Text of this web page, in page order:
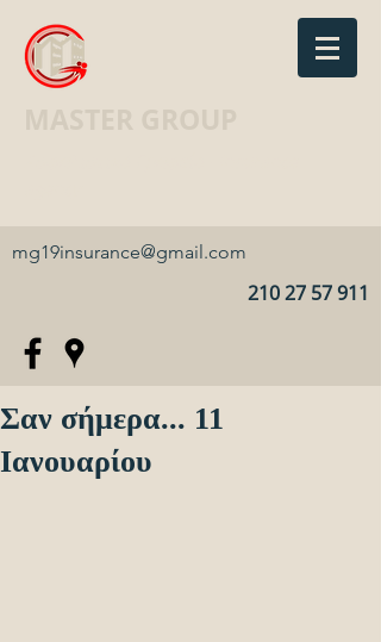
mg19insurance@gmail.com
210 27 57 911
Σαν σήμερα... 11
Ιανουαρίου